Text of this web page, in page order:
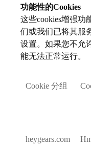
功能性的Cookies
这些cookies增强功
们或我们已将其服
设置。如果您不允
能无法正常运行。
Cookie 分组
heygears.com